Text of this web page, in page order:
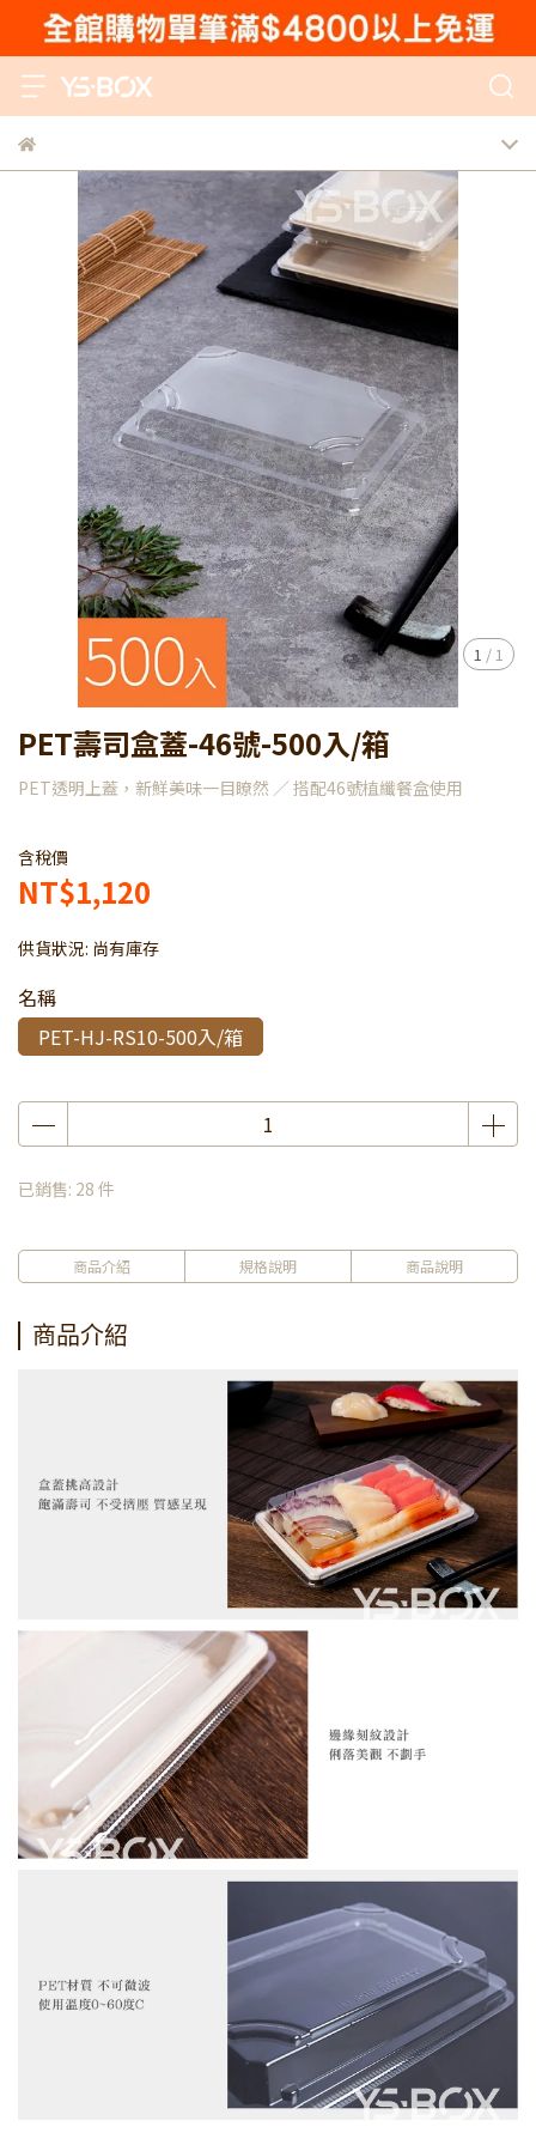
1 / 1
PET壽司盒蓋-46號-500入/箱
PET透明上蓋，新鮮美味一目瞭然 ／ 搭配46號植纖餐盒使用
含稅價
NT$1,120
供貨狀況: 尚有庫存
名稱
PET-HJ-RS10-500入/箱
已銷售: 28 件
商品介紹 規格說明 商品說明
商品介紹